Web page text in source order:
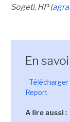
Sogeti, HP (
En
- Télécharger
Report
A lire aussi :